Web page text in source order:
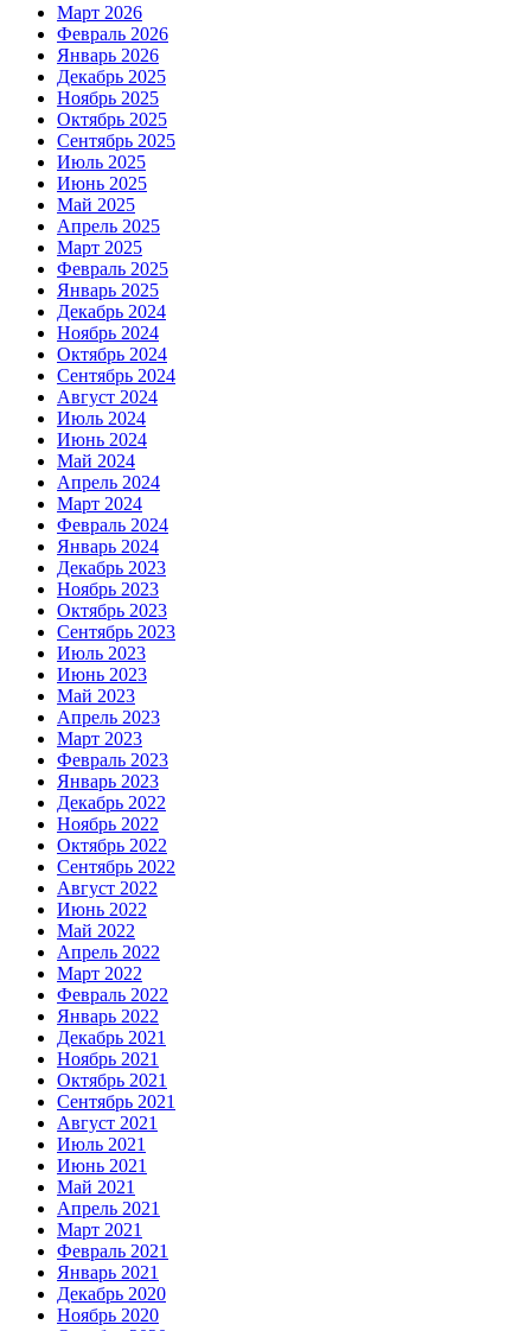
Март 2026
Февраль 2026
Январь 2026
Декабрь 2025
Ноябрь 2025
Октябрь 2025
Сентябрь 2025
Июль 2025
Июнь 2025
Май 2025
Апрель 2025
Март 2025
Февраль 2025
Январь 2025
Декабрь 2024
Ноябрь 2024
Октябрь 2024
Сентябрь 2024
Август 2024
Июль 2024
Июнь 2024
Май 2024
Апрель 2024
Март 2024
Февраль 2024
Январь 2024
Декабрь 2023
Ноябрь 2023
Октябрь 2023
Сентябрь 2023
Июль 2023
Июнь 2023
Май 2023
Апрель 2023
Март 2023
Февраль 2023
Январь 2023
Декабрь 2022
Ноябрь 2022
Октябрь 2022
Сентябрь 2022
Август 2022
Июнь 2022
Май 2022
Апрель 2022
Март 2022
Февраль 2022
Январь 2022
Декабрь 2021
Ноябрь 2021
Октябрь 2021
Сентябрь 2021
Август 2021
Июль 2021
Июнь 2021
Май 2021
Апрель 2021
Март 2021
Февраль 2021
Январь 2021
Декабрь 2020
Ноябрь 2020